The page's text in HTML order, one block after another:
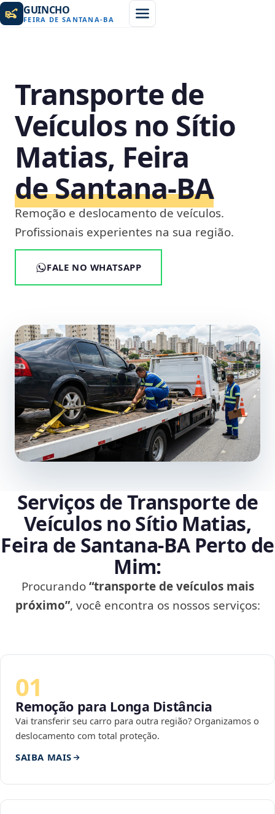
GUINCHO
FEIRA DE SANTANA-BA
Transporte de
Veículos no Sítio
Matias, Feira
de Santana‑BA
Remoção e deslocamento de veículos.
Profissionais experientes na sua região.
FALE NO WHATSAPP
Serviços de Transporte de
Veículos no Sítio Matias,
Feira de Santana‑BA Perto de
Mim:
Procurando“transporte de veículos mais
próximo”, você encontra os nossos serviços:
01
Remoção para Longa Distância
Vai transferir seu carro para outra região? Organizamos o
deslocamento com total proteção.
SAIBA MAIS